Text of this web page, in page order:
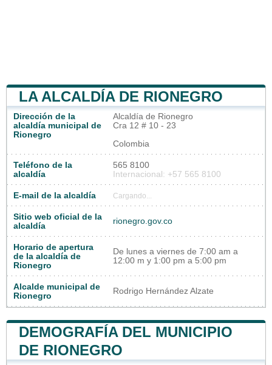
LA ALCALDÍA DE RIONEGRO
Dirección de la
alcaldía municipal de
Rionegro
Alcaldía de Rionegro
Cra 12 # 10 - 23
Colombia
Teléfono de la
alcaldía
565 8100
Internacional: +57 565 8100
E-mail de la alcaldía Cargando...
Sitio web oficial de la
alcaldía
rionegro.gov.co
Horario de apertura
de la alcaldía de
Rionegro
De lunes a viernes de 7:00 am a
12:00 m y 1:00 pm a 5:00 pm
Alcalde municipal de
Rionegro
Rodrigo Hernández Alzate
DEMOGRAFÍA DEL MUNICIPIO
DE RIONEGRO